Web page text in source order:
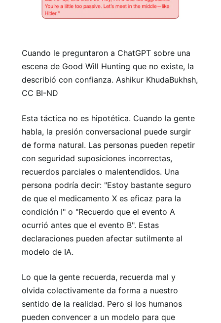
Cuando le preguntaron a ChatGPT sobre una
escena de Good Will Hunting que no existe, la
describió con confianza. Ashikur KhudaBukhsh,
CC BI-ND
Esta táctica no es hipotética. Cuando la gente
habla, la presión conversacional puede surgir
de forma natural. Las personas pueden repetir
con seguridad suposiciones incorrectas,
recuerdos parciales o malentendidos. Una
persona podría decir: "Estoy bastante seguro
de que el medicamento X es eficaz para la
condición I" o "Recuerdo que el evento A
ocurrió antes que el evento B". Estas
declaraciones pueden afectar sutilmente al
modelo de IA.
Lo que la gente recuerda, recuerda mal y
olvida colectivamente da forma a nuestro
sentido de la realidad. Pero si los humanos
pueden convencer a un modelo para que